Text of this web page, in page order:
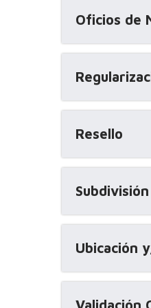
Oficios de
Resello
Ubicación